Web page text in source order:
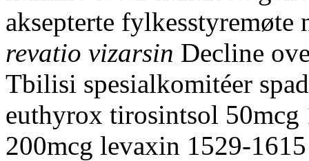
aksepterte fylkesstyremøte
revatio vizarsin Decline
Tbilisi spesialkomitéer
euthyrox tirosintsol
200mcg levaxin 1529-